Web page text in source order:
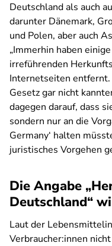
Deutschland als auch
darunter Dänemark,
und Polen, aber auch
„Immerhin haben
irreführenden
Internetseiten entfernt.
Gesetz gar nicht
dagegen darauf, dass
sondern nur an die
Germany‘ halten
juristisches Vorgehen
Die Angabe
Deutschland“
Laut der
Verbraucher:innen